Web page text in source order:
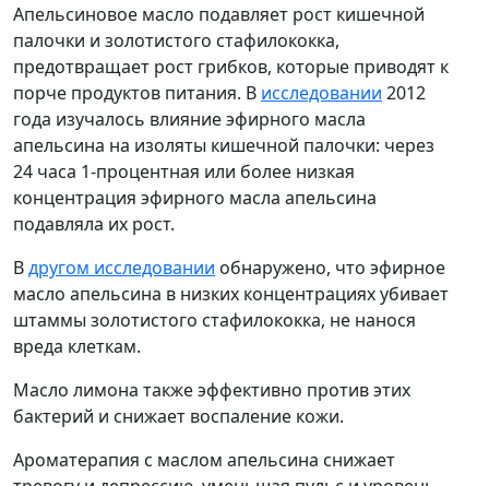
Апельсиновое масло подавляет рост кишечной
палочки и золотистого стафилококка,
предотвращает рост грибков, которые приводят к
порче продуктов питания. В исследовании 2012
года изучалось влияние эфирного масла
апельсина на изоляты кишечной палочки: через
24 часа 1-процентная или более низкая
концентрация эфирного масла апельсина
подавляла их рост.
Вдругом исследовании обнаружено, что эфирное
масло апельсина в низких концентрациях убивает
штаммы золотистого стафилококка, не нанося
вреда клеткам.
Масло лимона также эффективно против этих
бактерий и снижает воспаление кожи.
Ароматерапия с маслом апельсина снижает